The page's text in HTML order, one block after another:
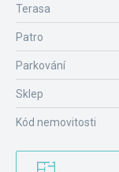
Terasa
Patro
Parkování
Sklep
Kód nemovitosti